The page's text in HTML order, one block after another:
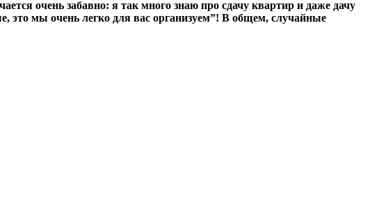
очень забавно: я так много знаю про сдачу квартир и даже дачу
это мы очень легко для вас организуем”! В общем, случайные